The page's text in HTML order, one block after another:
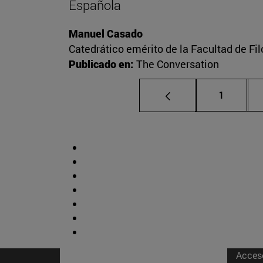
Española
Manuel Casado
Catedrático emérito de la Facultad de
Publicado en: The Conversation
Página
1